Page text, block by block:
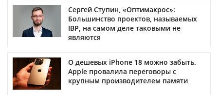
Сергей Ступин, «Оптимакрос»:
Большинство проектов, называемых
IBP, на самом деле таковыми не
являются
О дешевых iPhone 18 можно забыть.
Apple провалила переговоры с
крупным производителем памяти